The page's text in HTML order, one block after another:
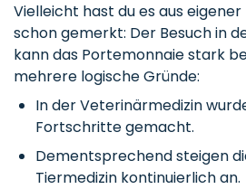
Vielleicht hast du es aus
schon gemerkt: Der Besuch in
kann das Portemonnaie stark
mehrere logische Gründe:
In der Veterinärmedizin
Fortschritte gemacht.
Dementsprechend steigen
Tiermedizin kontinuierlich an.